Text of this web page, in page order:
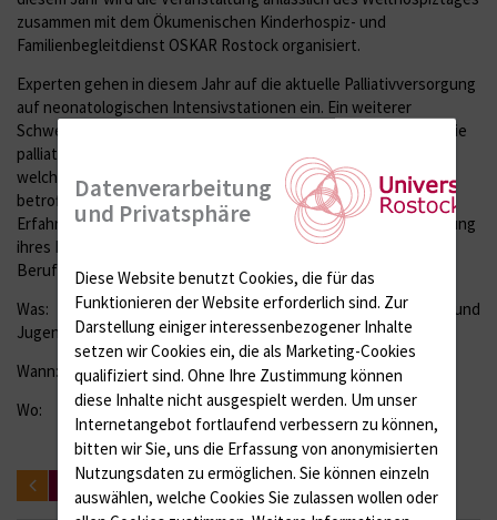
zusammen mit dem Ökumenischen Kinderhospiz- und
Familienbegleitdienst OSKAR Rostock organisiert.
Experten gehen in diesem Jahr auf die aktuelle Palliativversorgung
auf neonatologischen Intensivstationen ein. Ein weiterer
Schwerpunkt ist der Umgang mit krebskranken Jugendlichen, die
palliativ versorgt werden und es wird der Frage nachgegangen,
welchen Herausforderungen sie sich stellen müssen. Eine
betroffene Mutter wird außerdem von ihren persönlichen
Erfahrungen berichten, die sie während der palliativen Versorgung
ihres Kindes gemacht hat. Das Programm richtet sich an alle
Berufsgruppen, einschließlich Ehrenamtliche und Betroffene.
Was: 11. Fachtagung zur Palliativversorgung von Kindern und
Jugendlichen
Wann: 12. Oktober, 9 bis 19 Uhr
Wo: Audimax, Campus Ulmenstraße
zurück
Datenverarbeitung
und Privatsphäre
Diese Website benutzt Cookies, die für das
Funktionieren der Website erforderlich sind. Zur
Darstellung einiger interessenbezogener Inhalte
setzen wir Cookies ein, die als Marketing-Cookies
qualifiziert sind. Ohne Ihre Zustimmung können
diese Inhalte nicht ausgespielt werden. Um unser
Internetangebot fortlaufend verbessern zu können,
bitten wir Sie, uns die Erfassung von anonymisierten
Nutzungsdaten zu ermöglichen. Sie können einzeln
auswählen, welche Cookies Sie zulassen wollen oder